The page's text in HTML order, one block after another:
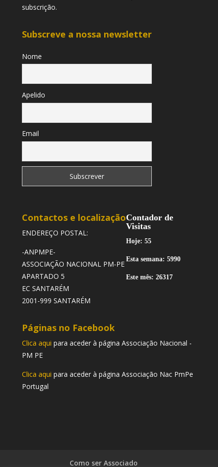
subscrição.
Subscreve a nossa newsletter
Nome
Apelido
Email
Contactos e localização
ENDEREÇO POSTAL:
-ANPMPE-
ASSOCIAÇÃO NACIONAL PM-PE
APARTADO 5
EC SANTARÉM
2001-999 SANTARÉM
Páginas no Facebook
Clica aqui para aceder à página Associação Nacional -
PM PE
Clica aqui para aceder à página Associação Nac PmPe
Portugal
Contador de
Visitas
Hoje: 55
Esta semana: 5990
Este mês: 26317
Como ser Associado